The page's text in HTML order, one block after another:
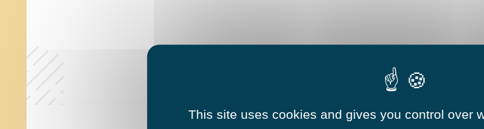
This site uses cookies and gives you control over